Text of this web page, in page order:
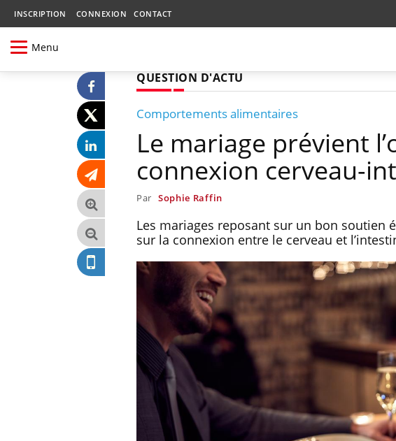
INSCRIPTION CONNEXION CONTACT
Menu
QUESTION D'ACTU
Comportements alimentaires
Le mariage prévient
connexion cerveau-
Par Sophie Raffin
Les mariages reposant sur un bon soutien
sur la connexion entre le cerveau et
Chikungunya, dengue,
West Nile : que se passe-
t-il dans le sud de la
France ?
La
de